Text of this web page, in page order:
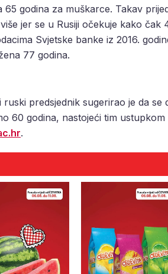
godina za muškarce. Takav
jer se u Rusiji očekuje kako čak
Svjetske banke iz 2016.
77 godina.
predsjednik sugerirao je da se
60 godina, nastojeći tim
.